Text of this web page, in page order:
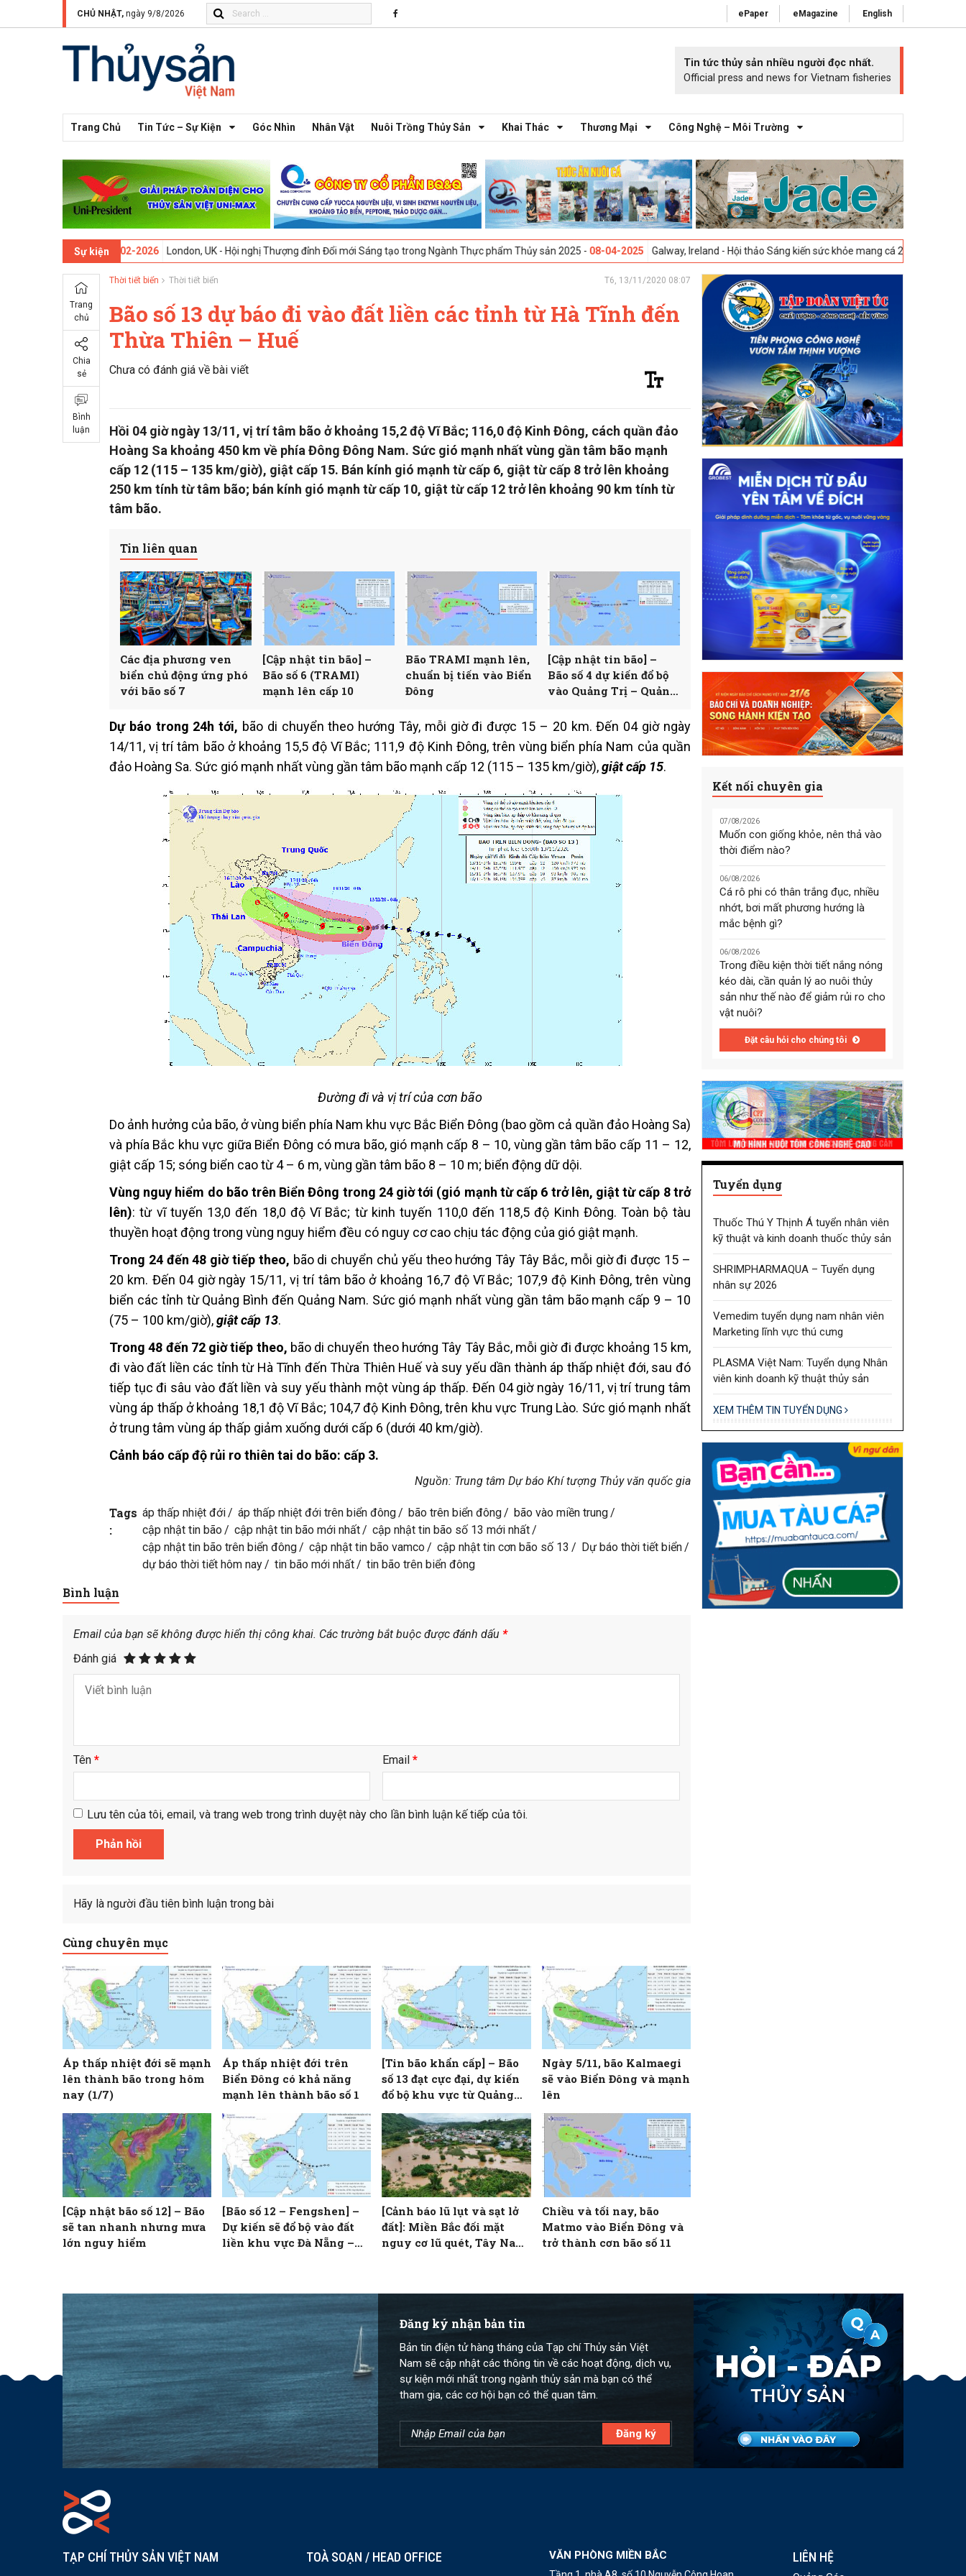
CHỦ NHẬT, ngày 9/8/2026 ePaper eMagazine English
Tin tức thủy sản nhiều người đọc nhất.
Official press and news for Vietnam fisheries
Trang Chủ Tin Tức – Sự Kiện Góc Nhìn Nhân Vật Nuôi Trồng Thủy Sản Khai Thác Thương Mại Công Nghệ – Môi Trường
Sự kiện
09-02-2026 London, UK - Hội nghị Thượng đỉnh Đổi mới Sáng tạo trong Ngành Thực phẩm Thủy sản 2025 -08-04-2025 Galway, Ireland - Hội thảo Sáng kiến sức khỏe mang cá 2025 -23-04-2025
Trang
chủ
Chia
sẻ
Bình
luận
Thời tiết biển Thời tiết biển T6, 13/11/2020 08:07
Bão số 13 dự báo đi vào đất liền các tỉnh từ Hà Tĩnh đến
Thừa Thiên – Huế
Chưa có đánh giá về bài viết
Hồi 04 giờ ngày 13/11, vị trí tâm bão ở khoảng 15,2 độ Vĩ Bắc; 116,0 độ Kinh Đông, cách quần đảo
Hoàng Sa khoảng 450 km về phía Đông Đông Nam. Sức gió mạnh nhất vùng gần tâm bão mạnh
cấp 12 (115 – 135 km/giờ), giật cấp 15. Bán kính gió mạnh từ cấp 6, giật từ cấp 8 trở lên khoảng
250 km tính từ tâm bão; bán kính gió mạnh từ cấp 10, giật từ cấp 12 trở lên khoảng 90 km tính từ
tâm bão.
Tin liên quan
Các địa phương ven
biển chủ động ứng phó
với bão số 7
[Cập nhật tin bão] –
Bão số 6 (TRAMI)
mạnh lên cấp 10
Bão TRAMI mạnh lên,
chuẩn bị tiến vào Biển
Đông
[Cập nhật tin bão] –
Bão số 4 dự kiến đổ bộ
vào Quảng Trị – Quảng
Dự báo trong 24h tới, bão di chuyển theo hướng Tây, mỗi giờ đi được 15 – 20 km. Đến 04 giờ ngày
14/11, vị trí tâm bão ở khoảng 15,5 độ Vĩ Bắc; 111,9 độ Kinh Đông, trên vùng biển phía Nam của quần
đảo Hoàng Sa. Sức gió mạnh nhất vùng gần tâm bão mạnh cấp 12 (115 – 135 km/giờ),giật cấp 15.
Đường đi và vị trí của cơn bão
Do ảnh hưởng của bão, ở vùng biển phía Nam khu vực Bắc Biển Đông (bao gồm cả quần đảo Hoàng Sa)
và phía Bắc khu vực giữa Biển Đông có mưa bão, gió mạnh cấp 8 – 10, vùng gần tâm bão cấp 11 – 12,
giật cấp 15; sóng biển cao từ 4 – 6 m, vùng gần tâm bão 8 – 10 m; biển động dữ dội.
Vùng nguy hiểm do bão trên Biển Đông trong 24 giờ tới (gió mạnh từ cấp 6 trở lên, giật từ cấp 8 trở
lên): từ vĩ tuyến 13,0 đến 18,0 độ Vĩ Bắc; từ kinh tuyến 110,0 đến 118,5 độ Kinh Đông. Toàn bộ tàu
thuyền hoạt động trong vùng nguy hiểm đều có nguy cơ cao chịu tác động của gió giật mạnh.
Trong 24 đến 48 giờ tiếp theo, bão di chuyển chủ yếu theo hướng Tây Tây Bắc, mỗi giờ đi được 15 –
20 km. Đến 04 giờ ngày 15/11, vị trí tâm bão ở khoảng 16,7 độ Vĩ Bắc; 107,9 độ Kinh Đông, trên vùng
biển các tỉnh từ Quảng Bình đến Quảng Nam. Sức gió mạnh nhất vùng gần tâm bão mạnh cấp 9 – 10
(75 – 100 km/giờ),giật cấp 13.
Trong 48 đến 72 giờ tiếp theo, bão di chuyển theo hướng Tây Tây Bắc, mỗi giờ đi được khoảng 15 km,
đi vào đất liền các tỉnh từ Hà Tĩnh đến Thừa Thiên Huế và suy yếu dần thành áp thấp nhiệt đới, sau đó
tiếp tục đi sâu vào đất liền và suy yếu thành một vùng áp thấp. Đến 04 giờ ngày 16/11, vị trí trung tâm
vùng áp thấp ở khoảng 18,1 độ Vĩ Bắc; 104,7 độ Kinh Đông, trên khu vực Trung Lào. Sức gió mạnh nhất
ở trung tâm vùng áp thấp giảm xuống dưới cấp 6 (dưới 40 km/giờ).
Cảnh báo cấp độ rủi ro thiên tai do bão: cấp 3.
Nguồn: Trung tâm Dự báo Khí tượng Thủy văn quốc gia
Tags
:
áp thấp nhiệt đới áp thấp nhiệt đới trên biển đông bão trên biển đông
bão vào miền trung
cập nhật tin bão
cập nhật tin bão mới nhất
cập nhật tin bão số 13 mới nhất
cập nhật tin bão trên biển đông
cập nhật tin bão vamco cập nhật tin cơn bão số 13
Dự báo thời tiết biển
dự báo thời tiết hôm nay
tin bão mới nhất tin bão trên biển đông
Bình luận
Email của bạn sẽ không được hiển thị công khai. Các trường bắt buộc được đánh dấu *
Đánh giá
Tên * Email*
Lưu tên của tôi, email, và trang web trong trình duyệt này cho lần bình luận kế tiếp của tôi.
Hãy là người đầu tiên bình luận trong bài
Cùng chuyên mục
Áp thấp nhiệt đới sẽ mạnh
lên thành bão trong hôm
nay (1/7)
Áp thấp nhiệt đới trên
Biển Đông có khả năng
mạnh lên thành bão số 1
[Tin bão khẩn cấp] – Bão
số 13 đạt cực đại, dự kiến
đổ bộ khu vực từ Quảng
Ngãi đến Đắk Lắk
Ngày 5/11, bão Kalmaegi
sẽ vào Biển Đông và mạnh
lên
[Cập nhật bão số 12] – Bão
sẽ tan nhanh nhưng mưa
lớn nguy hiểm
[Bão số 12 – Fengshen] –
Dự kiến sẽ đổ bộ vào đất
liền khu vực Đà Nẵng –
[Cảnh báo lũ lụt và sạt lở
đất]: Miền Bắc đối mặt
nguy cơ lũ quét, Tây Nam
Chiều và tối nay, bão
Matmo vào Biển Đông và
trở thành cơn bão số 11
Kết nối chuyên gia
07/08/2026
Muốn con giống khỏe, nên thả vào
thời điểm nào?
06/08/2026
Cá rô phi có thân trắng đục, nhiều
nhớt, bơi mất phương hướng là
mắc bệnh gì?
06/08/2026
Trong điều kiện thời tiết nắng nóng
kéo dài, cần quản lý ao nuôi thủy
sản như thế nào để giảm rủi ro cho
vật nuôi?
Đặt câu hỏi cho chúng tôi
Tuyển dụng
Thuốc Thú Y Thịnh Á tuyển nhân viên
kỹ thuật và kinh doanh thuốc thủy sản
SHRIMPHARMAQUA – Tuyển dụng
nhân sự 2026
Vemedim tuyển dụng nam nhân viên
Marketing lĩnh vực thú cưng
PLASMA Việt Nam: Tuyển dụng Nhân
viên kinh doanh kỹ thuật thủy sản
XEM THÊM TIN TUYỂN DỤNG
Đăng ký nhận bản tin
Bản tin điện tử hàng tháng của Tạp chí Thủy sản Việt
Nam sẽ cập nhật các thông tin về các hoạt động, dịch vụ,
sự kiện mới nhất trong ngành thủy sản mà bạn có thể
tham gia, các cơ hội bạn có thể quan tâm.
TẠP CHÍ THỦY SẢN VIỆT NAM TOÀ SOẠN / HEAD OFFICE VĂN PHÒNG MIỀN BẮC LIÊN HỆ